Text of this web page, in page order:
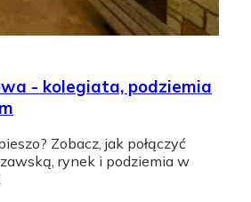
- kolegiata, podziemia
Zobacz, jak połączyć
rynek i podziemia w